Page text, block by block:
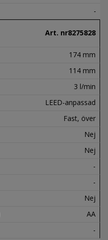
-
Art. nr8275828
174 mm
114 mm
3 l/min
LEED-anpassad
Fast, över
Nej
Nej
-
-
Nej
AA
-